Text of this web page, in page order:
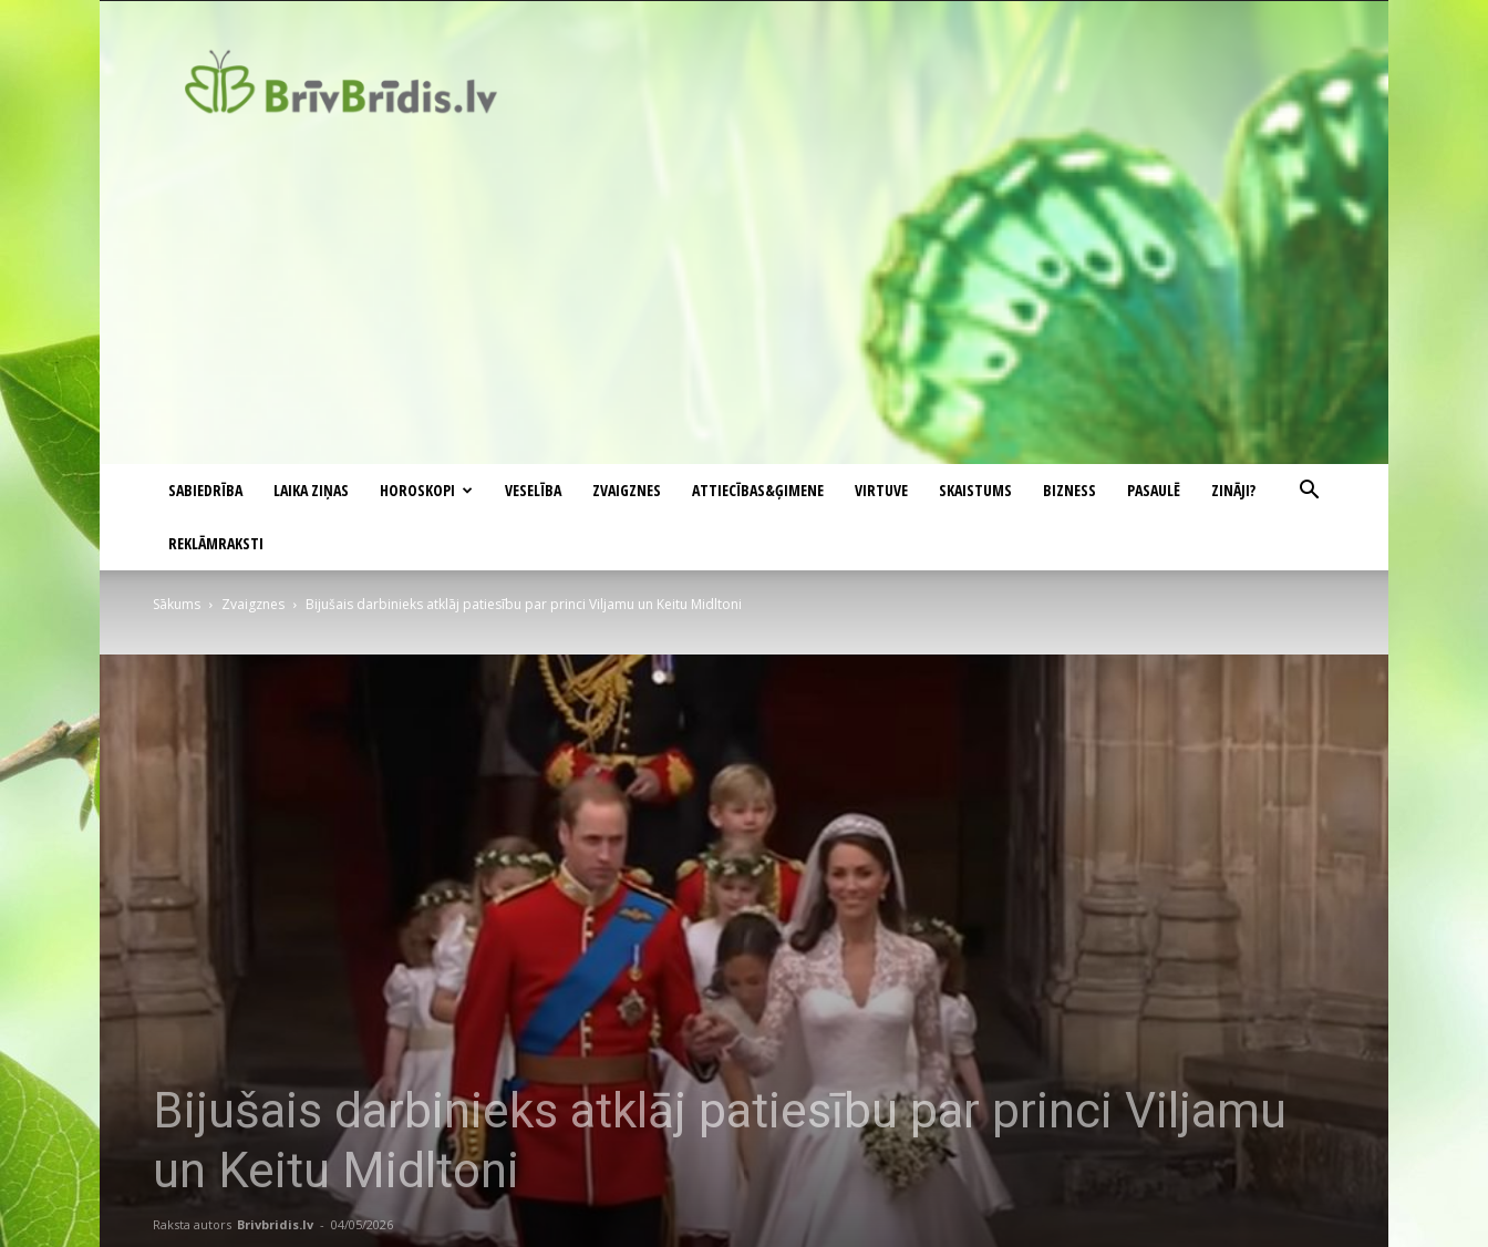
SABIEDRĪBA LAIKA ZIŅAS HOROSKOPI VESELĪBA ZVAIGZNES ATTIECĪBAS&ĢIMENE VIRTUVE SKAISTUMS BIZNESS PASAULĒ ZINĀJI?
REKLĀMRAKSTI
Sākums Zvaigznes Bijušais darbinieks atklāj patiesību par princi Viljamu un Keitu Midltoni
Bijušais darbinieks atklāj patiesību par princi Viljamu
un Keitu Midltoni
Raksta autors Brivbridis.lv - 04/05/2026